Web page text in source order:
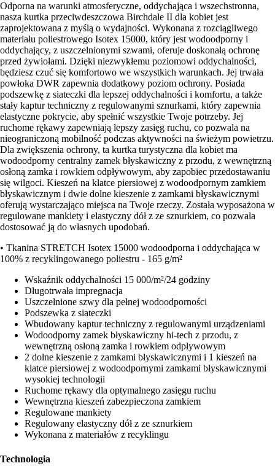
Odporna na warunki atmosferyczne, oddychająca i wszechstronna,
nasza kurtka przeciwdeszczowa Birchdale II dla kobiet jest
zaprojektowana z myślą o wydajności. Wykonana z rozciągliwego
materiału poliestrowego Isotex 15000, który jest wodoodporny i
oddychający, z uszczelnionymi szwami, oferuje doskonałą ochronę
przed żywiołami. Dzięki niezwykłemu poziomowi oddychalności,
będziesz czuć się komfortowo we wszystkich warunkach. Jej trwała
powłoka DWR zapewnia dodatkowy poziom ochrony. Posiada
podszewkę z siateczki dla lepszej oddychalności i komfortu, a także
stały kaptur techniczny z regulowanymi sznurkami, który zapewnia
elastyczne pokrycie, aby spełnić wszystkie Twoje potrzeby. Jej
ruchome rękawy zapewniają lepszy zasięg ruchu, co pozwala na
nieograniczoną mobilność podczas aktywności na świeżym powietrzu.
Dla zwiększenia ochrony, ta kurtka turystyczna dla kobiet ma
wodoodporny centralny zamek błyskawiczny z przodu, z wewnętrzną
osłoną zamka i rowkiem odpływowym, aby zapobiec przedostawaniu
się wilgoci. Kieszeń na klatce piersiowej z wodoodpornym zamkiem
błyskawicznym i dwie dolne kieszenie z zamkami błyskawicznymi
oferują wystarczająco miejsca na Twoje rzeczy. Została wyposażona w
regulowane mankiety i elastyczny dół z ze sznurkiem, co pozwala
dostosować ją do własnych upodobań.
• Tkanina STRETCH Isotex 15000 wodoodporna i oddychająca w
100% z recyklingowanego poliestru - 165 g/m²
Wskaźnik oddychalności 15 000/m²/24 godziny
Długotrwała impregnacja
Uszczelnione szwy dla pełnej wodoodporności
Podszewka z siateczki
Wbudowany kaptur techniczny z regulowanymi urządzeniami
Wodoodporny zamek błyskawiczny hi-tech z przodu, z
wewnętrzną osłoną zamka i rowkiem odpływowym
2 dolne kieszenie z zamkami błyskawicznymi i 1 kieszeń na
klatce piersiowej z wodoodpornymi zamkami błyskawicznymi
wysokiej technologii
Ruchome rękawy dla optymalnego zasięgu ruchu
Wewnętrzna kieszeń zabezpieczona zamkiem
Regulowane mankiety
Regulowany elastyczny dół z ze sznurkiem
Wykonana z materiałów z recyklingu
Technologia